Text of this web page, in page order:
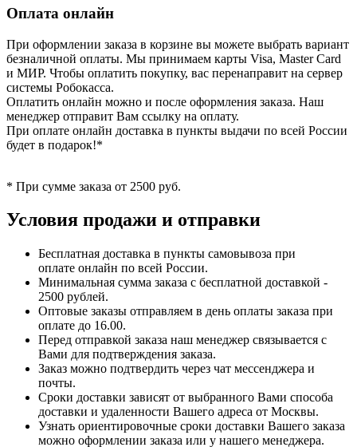
Оплата онлайн
При оформлении заказа в корзине вы можете выбрать вариант
безналичной оплаты. Мы принимаем карты Visa, Master Card
и МИР. Чтобы оплатить покупку, вас перенаправит на сервер
системы Робокасса.
Оплатить онлайн можно и после оформления заказа. Наш
менеджер отправит Вам ссылку на оплату.
При оплате онлайн доставка в пункты выдачи по всей России
будет в подарок!*
* При сумме заказа от 2500 руб.
Условия продажи и отправки
Бесплатная доставка в пункты самовывоза при
оплате онлайн по всей России.
Минимальная сумма заказа с бесплатной доставкой -
2500 рублей.
Оптовые заказы отправляем в день оплаты заказа при
оплате до 16.00.
Перед отправкой заказа наш менеджер связывается с
Вами для подтверждения заказа.
Заказ можно подтвердить через чат мессенджера и
почты.
Сроки доставки зависят от выбранного Вами способа
доставки и удаленности Вашего адреса от Москвы.
Узнать ориентировочные сроки доставки Вашего заказа
можно оформлении заказа или у нашего менеджера.